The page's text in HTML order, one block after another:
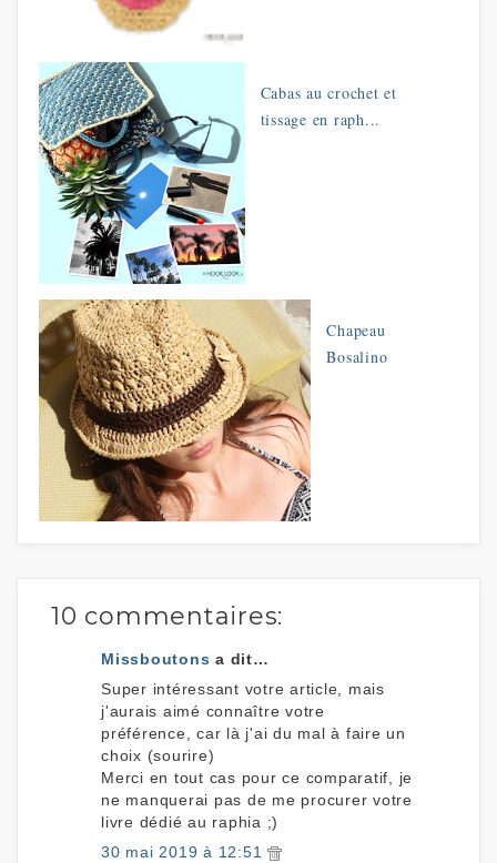
Cabas au crochet et
tissage en raph...
Chapeau
Bosalino
10 commentaires:
Missboutons a dit…
Super intéressant votre article, mais
j'aurais aimé connaître votre
préférence, car là j'ai du mal à faire un
choix (sourire)
Merci en tout cas pour ce comparatif, je
ne manquerai pas de me procurer votre
livre dédié au raphia ;)
30 mai 2019 à 12:51